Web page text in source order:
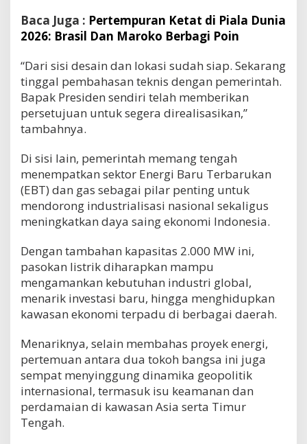
Baca Juga : Pertempuran Ketat di Piala Dunia
2026: Brasil Dan Maroko Berbagi Poin
“Dari sisi desain dan lokasi sudah siap. Sekarang
tinggal pembahasan teknis dengan pemerintah.
Bapak Presiden sendiri telah memberikan
persetujuan untuk segera direalisasikan,”
tambahnya.
Di sisi lain, pemerintah memang tengah
menempatkan sektor Energi Baru Terbarukan
(EBT) dan gas sebagai pilar penting untuk
mendorong industrialisasi nasional sekaligus
meningkatkan daya saing ekonomi Indonesia.
Dengan tambahan kapasitas 2.000 MW ini,
pasokan listrik diharapkan mampu
mengamankan kebutuhan industri global,
menarik investasi baru, hingga menghidupkan
kawasan ekonomi terpadu di berbagai daerah.
Menariknya, selain membahas proyek energi,
pertemuan antara dua tokoh bangsa ini juga
sempat menyinggung dinamika geopolitik
internasional, termasuk isu keamanan dan
perdamaian di kawasan Asia serta Timur
Tengah.